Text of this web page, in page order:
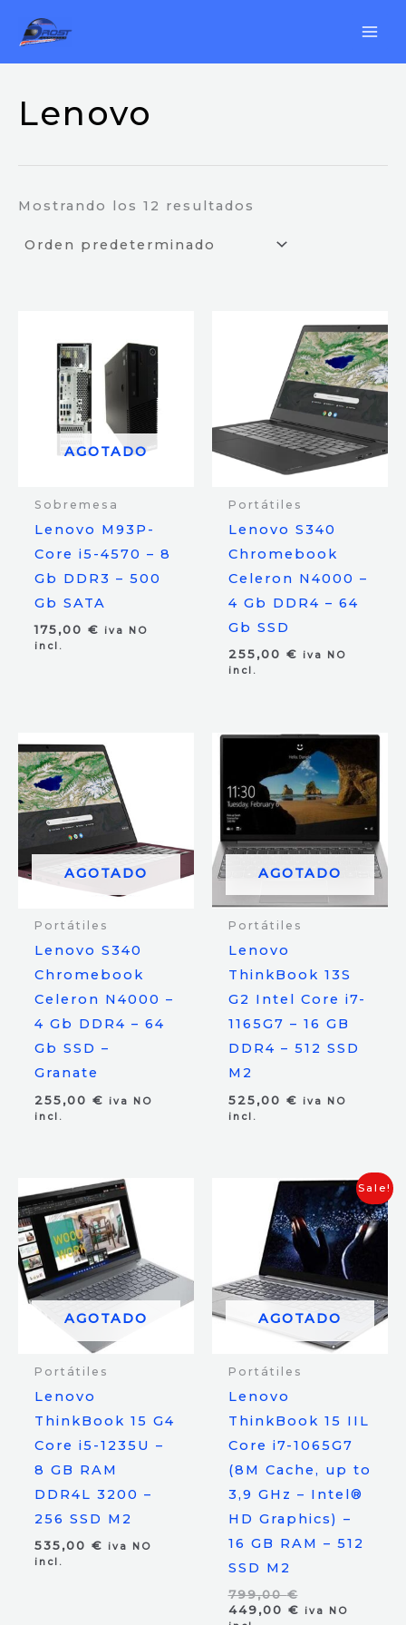
contenido
Lenovo
Mostrando los 12 resultados
AGOTADO
Sobremesa
Lenovo M93P-
Core i5-4570 – 8
Gb DDR3 – 500
Gb SATA
175,00 €
iva NO
incl.
Portátiles
Lenovo S340
Chromebook
Celeron N4000 –
4 Gb DDR4 – 64
Gb SSD
255,00 €
iva NO
incl.
AGOTADO
Portátiles
Lenovo S340
Chromebook
Celeron N4000 –
4 Gb DDR4 – 64
Gb SSD –
Granate
255,00 €
iva NO
incl.
AGOTADO
Portátiles
Lenovo
ThinkBook 13S
G2 Intel Core i7-
1165G7 – 16 GB
DDR4 – 512 SSD
M2
525,00 €
iva NO
incl.
AGOTADO
Portátiles
Lenovo
ThinkBook 15 G4
Core i5-1235U –
8 GB RAM
DDR4L 3200 –
256 SSD M2
535,00 €
iva NO
incl.
Sale!
AGOTADO
Portátiles
Lenovo
ThinkBook 15 IIL
Core i7-1065G7
(8M Cache, up to
3,9 GHz – Intel®
HD Graphics) –
16 GB RAM – 512
SSD M2
799,00€El
precio
449,00 €Eliva NO